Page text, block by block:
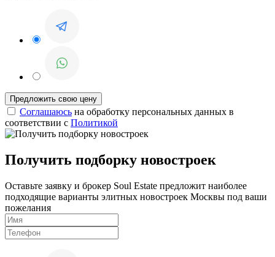
Соглашаюсь на обработку персональных данных в
соответствии с Политикой
Получить подборку новостроек
Оставьте заявку и брокер Soul Estate предложит наиболее
подходящие варианты элитных новостроек Москвы под ваши
пожелания